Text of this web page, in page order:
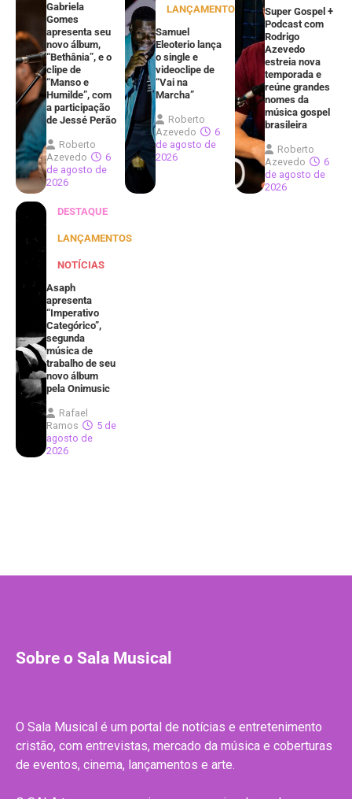
Gabriela
Gomes
apresenta seu
novo álbum,
“Bethânia”, e o
clipe de
“Manso e
Humilde”, com
a participação
de Jessé Perão
Roberto
Azevedo
6
de agosto de
2026
LANÇAMENTOS
Samuel
Eleoterio lança
o single e
videoclipe de
“Vai na
Marcha”
Roberto
Azevedo
6
de agosto de
2026
Super Gospel +
Podcast com
Rodrigo
Azevedo
estreia nova
temporada e
reúne grandes
nomes da
música gospel
brasileira
Roberto
Azevedo
6
de agosto de
2026
DESTAQUE
LANÇAMENTOS
NOTÍCIAS
Asaph
apresenta
“Imperativo
Categórico”,
segunda
música de
trabalho de seu
novo álbum
pela Onimusic
Rafael
Ramos
5 de
agosto de
2026
Sobre o Sala Musical
O Sala Musical é um portal de notícias e entretenimento
cristão, com entrevistas, mercado da música e coberturas
de eventos, cinema, lançamentos e arte.